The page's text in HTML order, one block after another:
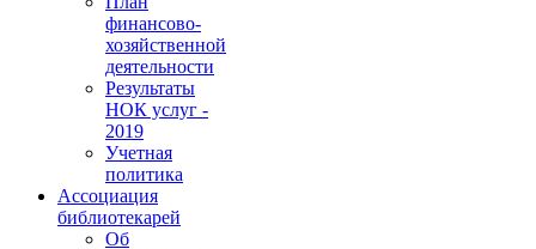
финансово-
хозяйственной
деятельности
Результаты
НОК услуг -
2019
Учетная
политика
Ассоциация
библиотекарей
Об